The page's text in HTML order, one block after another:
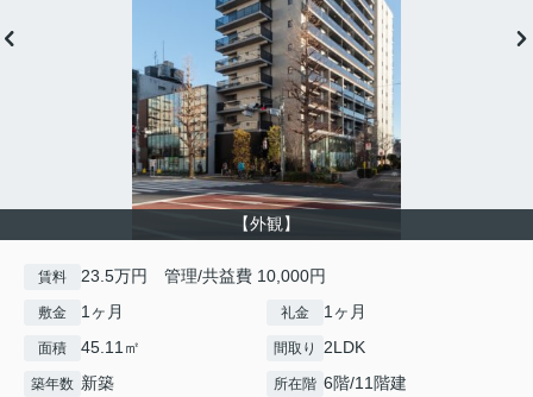
【外観】
賃料 23.5万円 管理/共益費 10,000円
敷金 1ヶ月 礼金 1ヶ月
面積 45.11㎡ 間取り 2LDK
築年数 新築 所在階 6階/11階建